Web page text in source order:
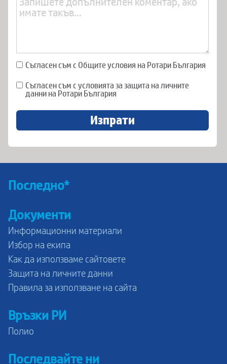
Съгласен съм с Общите условия на Ротари България
Съгласен съм с условията за защита на личните
данни на Ротари България
Изпрати
Последно*
Документи
Информационни материали
Избор на екипа
Как да използваме сайтовете
Защита на личните данни
Правила за използване на сайта
Връзки РИ
Полио
Последвайте ни